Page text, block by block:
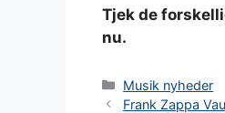
Tjek de
nu.
Kategorier
Musik nyheder
Frank Zappa